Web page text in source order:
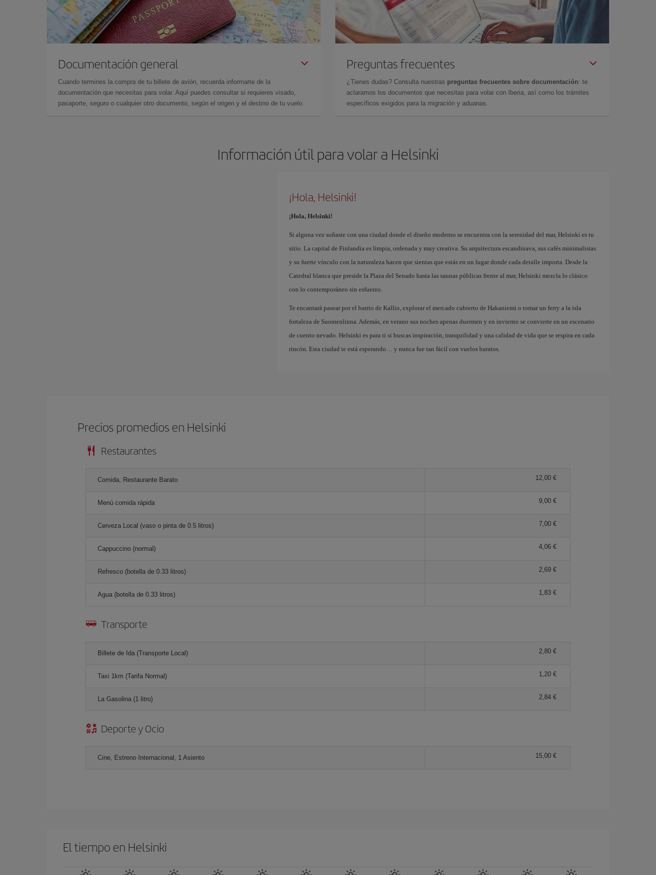
Documentación general
Cuando termines la compra de tu billete de avión, recuerda informarte de la
documentación que necesitas para volar. Aquí puedes consultar si requieres visado,
pasaporte, seguro o cualquier otro documento, según el origen y el destino de tu vuelo.
Preguntas frecuentes
¿Tienes dudas? Consulta nuestras preguntas frecuentes sobre documentación: te
aclaramos los documentos que necesitas para volar con Iberia, así como los trámites
específicos exigidos para la migración y aduanas.
Información útil para volar a Helsinki
¡Hola, Helsinki!
¡Hola, Helsinki!
Si alguna vez soñaste con una ciudad donde el diseño moderno se encuentra con la serenidad del mar, Helsinki es tu
sitio. La capital de Finlandia es limpia, ordenada y muy creativa. Su arquitectura escandinava, sus cafés minimalistas
y su fuerte vínculo con la naturaleza hacen que sientas que estás en un lugar donde cada detalle importa. Desde la
Catedral blanca que preside la Plaza del Senado hasta las saunas públicas frente al mar, Helsinki mezcla lo clásico
con lo contemporáneo sin esfuerzo.
Te encantará pasear por el barrio de Kallio, explorar el mercado cubierto de Hakaniemi o tomar un ferry a la isla
fortaleza de Suomenlinna. Además, en verano sus noches apenas duermen y en invierno se convierte en un escenario
de cuento nevado. Helsinki es para ti si buscas inspiración, tranquilidad y una calidad de vida que se respira en cada
rincón. Esta ciudad te está esperando… y nunca fue tan fácil con vuelos baratos.
Precios promedios en Helsinki
Restaurantes
Comida, Restaurante Barato 12,00
Menú comida rápida 9,00
Cerveza Local (vaso o pinta de 0.5 litros) 7,00
Cappuccino (normal) 4,06
Refresco (botella de 0.33 litros) 2,69
Agua (botella de 0.33 litros) 1,83
Transporte
Billete de Ida (Transporte Local) 2,80
Taxi 1km (Tarifa Normal) 1,20
La Gasolina (1 litro) 2,84
Deporte y Ocio
Cine, Estreno Internacional, 1 Asiento 15,00
El tiempo en Helsinki